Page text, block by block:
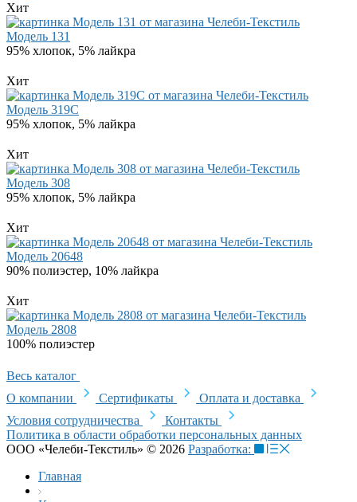
Хит
Модель 131
95% хлопок, 5% лайкра
Хит
Модель 319C
95% хлопок, 5% лайкра
Хит
Модель 308
95% хлопок, 5% лайкра
Хит
Модель 20648
90% полиэстер, 10% лайкра
Хит
Модель 2808
100% полиэстер
Весь каталог
О компании
Сертификаты
Оплата и доставка
Условия сотрудничества
Контакты
Политика в области обработки персональных данных
ООО «Челеби-Текстиль» © 2026 Разработка:
Главная